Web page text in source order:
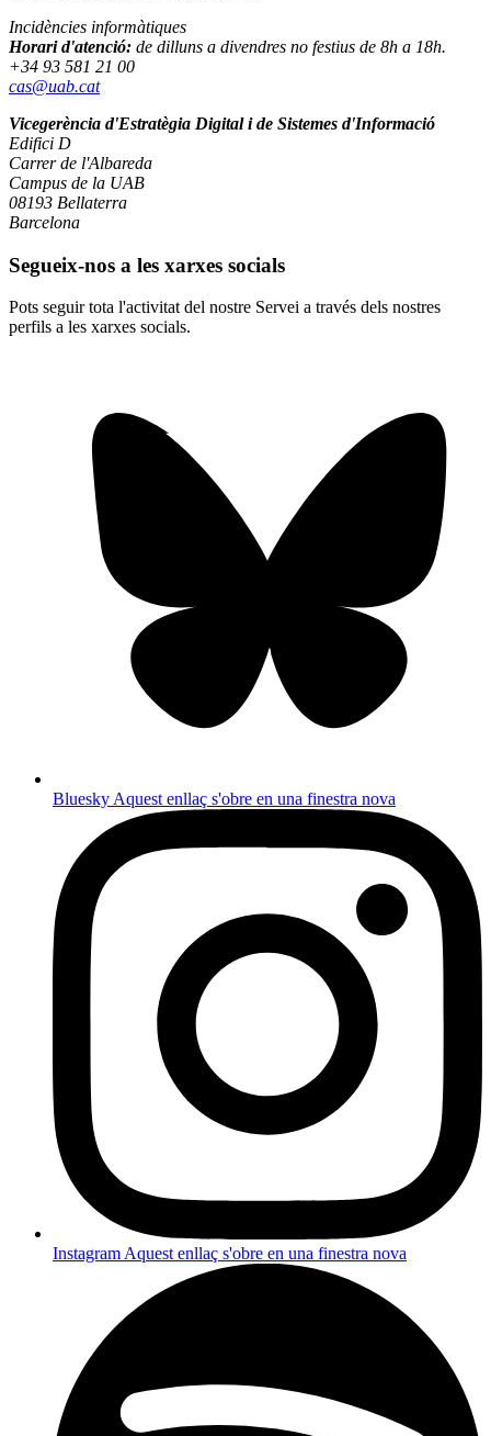
Incidències informàtiques
Horari d'atenció: de dilluns a divendres no festius de 8h a 18h.
+34 93 581 21 00
cas@uab.cat
Vicegerència d'Estratègia Digital i de Sistemes d'Informació
Edifici D
Carrer de l'Albareda
Campus de la UAB
08193 Bellaterra
Barcelona
Segueix-nos a les xarxes socials
Pots seguir tota l'activitat del nostre Servei a través dels nostres
perfils a les xarxes socials.
Bluesky Aquest enllaç s'obre en una finestra nova
Instagram Aquest enllaç s'obre en una finestra nova